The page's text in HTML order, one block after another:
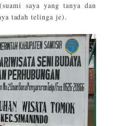
saya yang tanya dan
tadah telinga je).